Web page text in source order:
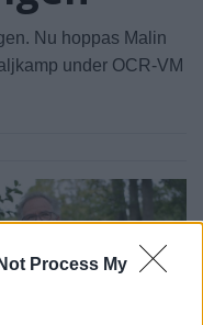
Process My
Nu hoppas Malin
under OCR-VM